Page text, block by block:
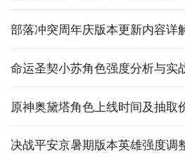
部落冲突周年庆版本更新内容详
命运圣契小苏角色强度分析与实
原神奥黛塔角色上线时间及抽取
决战平安京暑期版本英雄强度调